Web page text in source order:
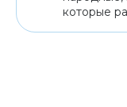
которые